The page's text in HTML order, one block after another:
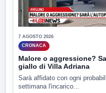
7 AGOSTO 2026
CRONACA
Malore o aggressione?
giallo di Villa Adriana
Sarà affidato con ogni
settimana l'incarico...